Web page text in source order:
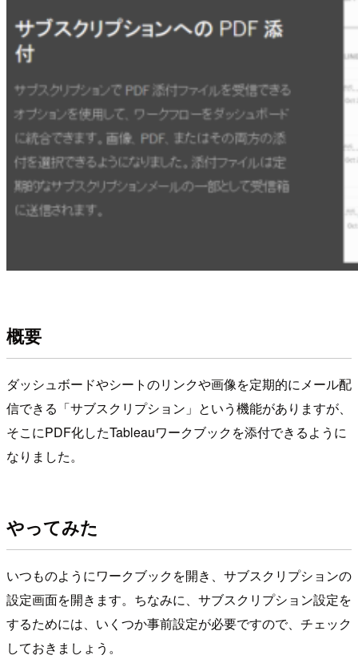
概要
ダッシュボードやシートのリンクや画像を定期的にメール配
信できる「サブスクリプション」という機能がありますが、
そこにPDF化したTableauワークブックを添付できるように
なりました。
やってみた
いつものようにワークブックを開き、サブスクリプションの
設定画面を開きます。ちなみに、サブスクリプション設定を
するためには、いくつか事前設定が必要ですので、チェック
しておきましょう。